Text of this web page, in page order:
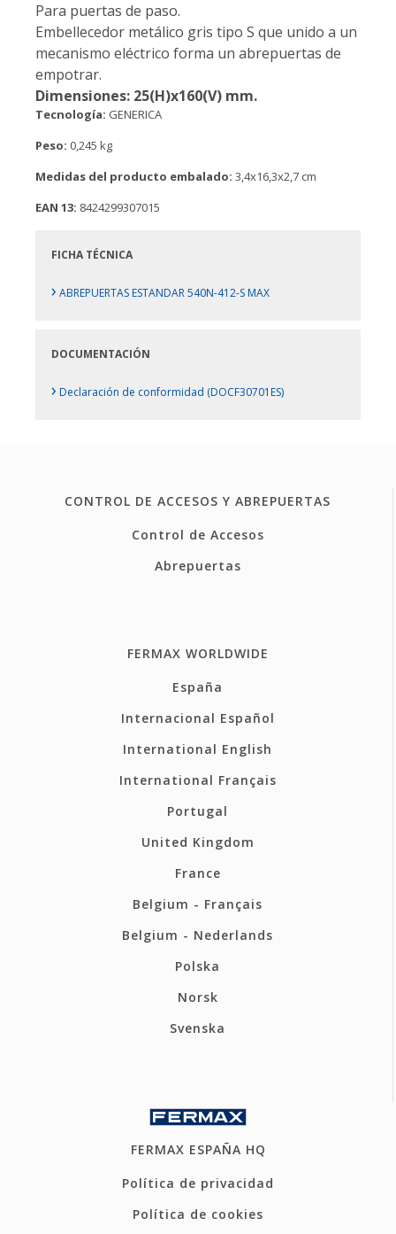
Para puertas de paso.
Embellecedor metálico gris tipo S que unido a un
mecanismo eléctrico forma un abrepuertas de
empotrar.
Dimensiones: 25(H)x160(V) mm.
Tecnología: GENERICA
Peso: 0,245 kg
Medidas del producto embalado: 3,4x16,3x2,7 cm
EAN 13: 8424299307015
FICHA TÉCNICA
› ABREPUERTAS ESTANDAR 540N-412-S MAX
DOCUMENTACIÓN
› Declaración de conformidad (DOCF30701ES)
CONTROL DE ACCESOS Y ABREPUERTAS
Control de Accesos
Abrepuertas
FERMAX WORLDWIDE
España
Internacional Español
International English
International Français
Portugal
United Kingdom
France
Belgium - Français
Belgium - Nederlands
Polska
Norsk
Svenska
FERMAX ESPAÑA HQ
Política de privacidad
Política de cookies